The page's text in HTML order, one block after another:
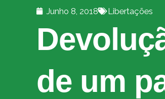
Junho 8, 2018 Libertações
de um